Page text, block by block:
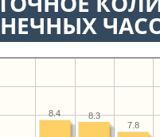
7.8
8.3
8.4